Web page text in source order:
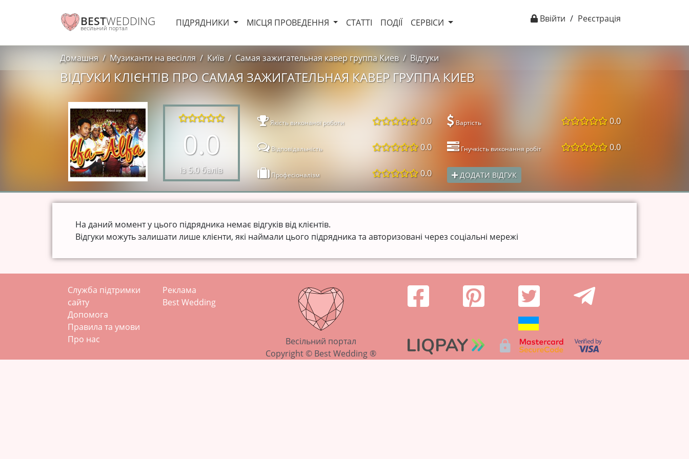
BESTWEDDING
весільний портал ПІДРЯДНИКИ МІСЦЯ ПРОВЕДЕННЯ СТАТТІ ПОДІЇ СЕРВІСИ Ввійти / Реєстрація
Домашня Музиканти на весілля Київ Самая зажигательная кавер группа Киев Відгуки
ВІДГУКИ КЛІЄНТІВ ПРО САМАЯ ЗАЖИГАТЕЛЬНАЯ КАВЕР ГРУППА КИЕВ
0.0
із 5.0 балів
Якість виконаної роботи 0.0
Відповідальність 0.0
Професіоналізм 0.0
Вартість 0.0
Гнучкість виконання робіт 0.0
ДОДАТИ ВІДГУК
На даний момент у цього підрядника немає відгуків від клієнтів.
Відгуки можуть залишати лише клієнти, які наймали цього підрядника та авторизовані через соціальні мережі
Служба підтримки
сайту
Допомога
Правила та умови
Про нас
Реклама
Best Wedding
Весільний портал
Copyright © Best Wedding ®